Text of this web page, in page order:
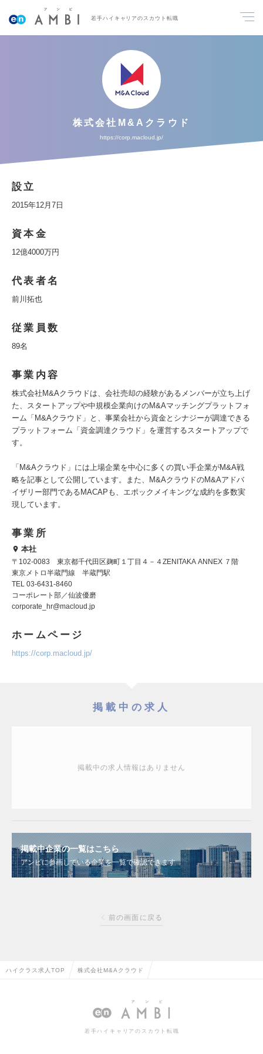
若手ハイキャリアのスカウト転職
株式会社M&Aクラウド
https://corp.macloud.jp/
設立
2015年12月7日
資本金
12億4000万円
代表者名
前川拓也
従業員数
89名
事業内容
株式会社M&Aクラウドは、会社売却の経験があるメンバーが立ち上げ
た、スタートアップや中規模企業向けのM&Aマッチングプラットフォ
ーム「M&Aクラウド」と、事業会社から資金とシナジーが調達できる
プラットフォーム「資金調達クラウド」を運営するスタートアップで
す。
「M&Aクラウド」には上場企業を中心に多くの買い手企業がM&A戦
略を記事として公開しています。また、M&AクラウドのM&Aアドバ
イザリー部門であるMACAPも、エポックメイキングな成約を多数実
現しています。
事業所
本社
〒102-0083 東京都千代田区麹町１丁目４－４ZENITAKA ANNEX ７階
東京メトロ半蔵門線 半蔵門駅
TEL 03-6431-8460
コーポレート部／仙波優磨
corporate_hr@macloud.jp
ホームページ
https://corp.macloud.jp/
掲載中の求人
掲載中の求人情報はありません
掲載中企業の一覧はこちら
アンビに参画している企業を一覧で確認できます
前の画面に戻る
ハイクラス求人TOP 株式会社M&Aクラウド
若手ハイキャリアのスカウト転職